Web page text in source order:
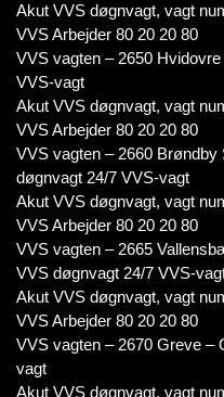
Akut VVS døgnvagt, vagt
VVS Arbejder 80 20 20 80
VVS vagten – 2650
VVS-vagt
Akut VVS døgnvagt, vagt
VVS Arbejder 80 20 20 80
VVS vagten – 2660
døgnvagt 24/7 VVS-vagt
Akut VVS døgnvagt, vagt
VVS Arbejder 80 20 20 80
VVS vagten – 2665
VVS døgnvagt 24/7 VVS-
Akut VVS døgnvagt, vagt
VVS Arbejder 80 20 20 80
VVS vagten – 2670 Greve –
vagt
Akut VVS døgnvagt, vagt